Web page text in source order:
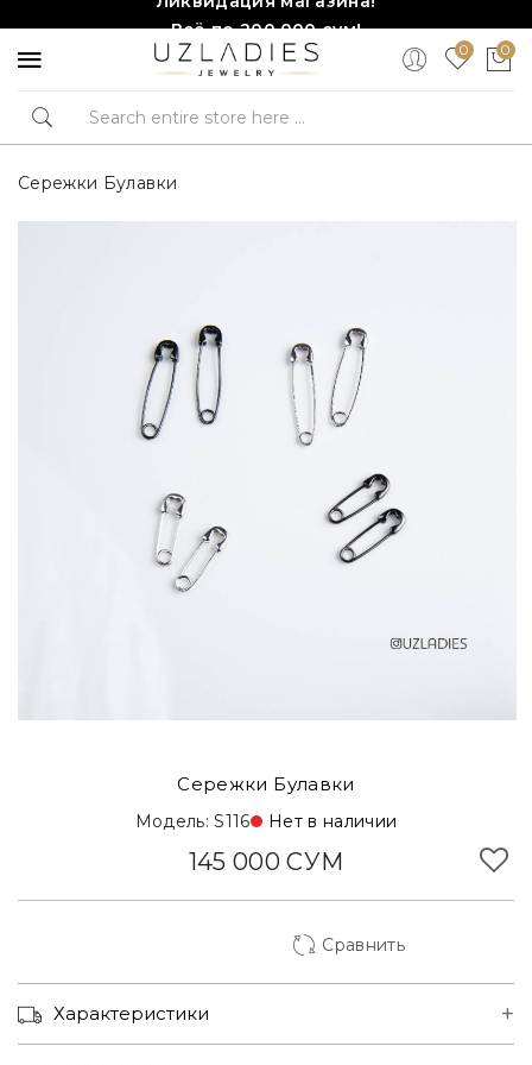
Всё по 200,000 сум!
Торопитесь, количество ограничено!❤️!0 0
Сережки Булавки
Сережки Булавки
Модель: S116 Нет в наличии
145 000 СУМ
Сравнить
Ориентир МВД, метро
Нет наличии
Характеристики